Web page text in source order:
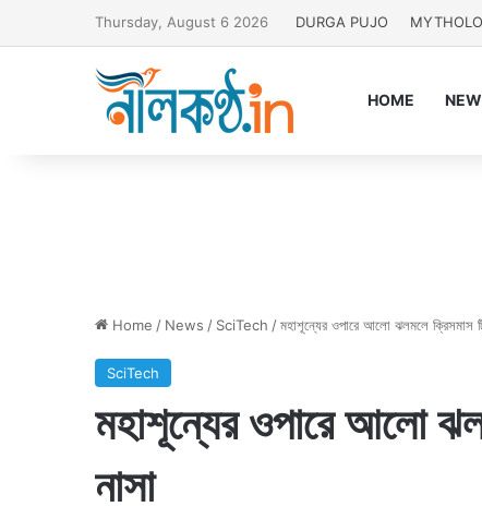
Thursday, August 6 2026 DURGA PUJO
HOME
Home / News / SciTech /মহাশূন্যের ওপারে আলো ঝলমলে ক্রিসমাস
SciTech
মহাশূন্যের ওপারে আলো
নাসা